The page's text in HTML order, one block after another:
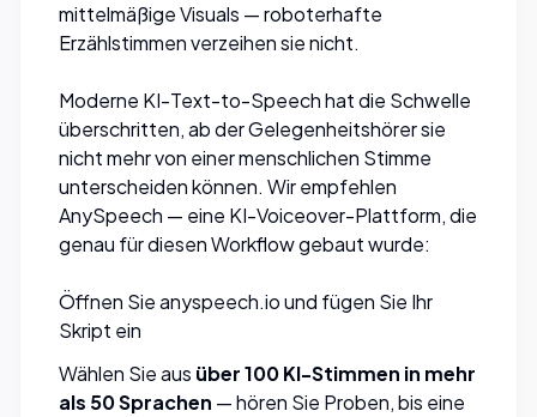
mittelmäßige Visuals — roboterhafte
Erzählstimmen verzeihen sie nicht.
Moderne KI-Text-to-Speech hat die Schwelle
überschritten, ab der Gelegenheitshörer sie
nicht mehr von einer menschlichen Stimme
unterscheiden können. Wir empfehlen
AnySpeech — eine KI-Voiceover-Plattform, die
genau für diesen Workflow gebaut wurde:
Öffnen Sieanyspeech.iound fügen Sie Ihr
Skript ein
Wählen Sie aus über 100 KI-Stimmen in mehr
als 50 Sprachen — hören Sie Proben, bis eine